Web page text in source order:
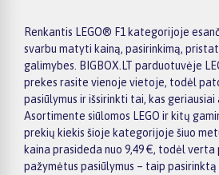
Renkantis LEGO® F1 kategorijoje
svarbu matyti kainą, pasirinkimą,
galimybes. BIGBOX.LT parduotuvėje
prekes rasite vienoje vietoje, todėl
pasiūlymus ir išsirinkti tai, kas
Asortimente siūlomos LEGO ir kitų
prekių kiekis šioje kategorijoje šiuo
kaina prasideda nuo 9,49 €, todėl
pažymėtus pasiūlymus – taip